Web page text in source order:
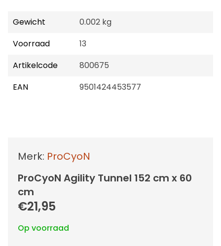
Gewicht
0.002 kg
Voorraad
13
Artikelcode
800675
EAN
9501424453577
Merk: ProCyoN
ProCyoN Agility Tunnel 152 cm x 60
cm
€21,95
Op voorraad